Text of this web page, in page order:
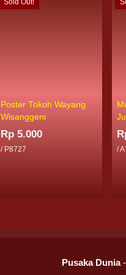
Sold Out!
Poster Tokoh Wayang
Wisanggeni
Rp 5.000
/ P8727 /
Pusaka Dunia-